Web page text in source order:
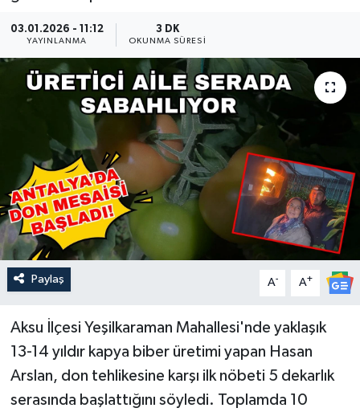
03.01.2026 - 11:12
YAYINLANMA
3 DK
OKUNMA SÜRESI
Paylaş A- A+
Aksu İlçesi Yeşilkaraman Mahallesi'nde yaklaşık
13-14 yıldır kapya biber üretimi yapan Hasan
Arslan, don tehlikesine karşı ilk nöbeti 5 dekarlık
serasında başlattığını söyledi. Toplamda 10
Kültür & Sanat
Magazin
Resmi İlan
Sağlık & Yaşam
Siyaset
Spor